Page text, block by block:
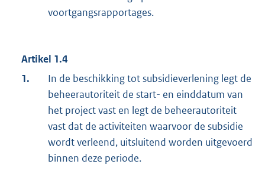
voortgangsrapportages.
Artikel 1.4
1.
In de beschikking tot subsidieverlening legt de
beheerautoriteit de start- en einddatum van
het project vast en legt de beheerautoriteit
vast dat de activiteiten waarvoor de subsidie
wordt verleend, uitsluitend worden uitgevoerd
binnen deze periode.